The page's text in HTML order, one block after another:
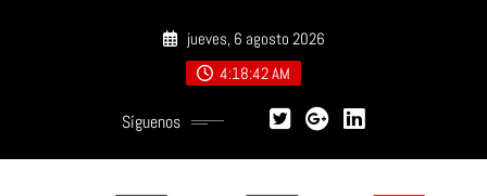
jueves, 6 agosto 2026
4:18:44 AM
Síguenos